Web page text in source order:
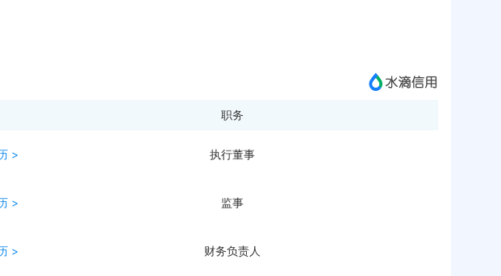
职务
> 执行董事
> 监事
> 财务负责人